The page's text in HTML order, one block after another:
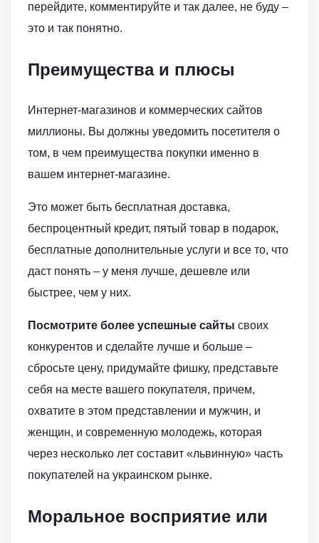
перейдите, комментируйте и так далее, не буду –
это и так понятно.
Преимущества и плюсы
Интернет-магазинов и коммерческих сайтов
миллионы. Вы должны уведомить посетителя о
том, в чем преимущества покупки именно в
вашем интернет-магазине.
Это может быть бесплатная доставка,
беспроцентный кредит, пятый товар в подарок,
бесплатные дополнительные услуги и все то, что
даст понять – у меня лучше, дешевле или
быстрее, чем у них.
Посмотрите более успешные сайты своих
конкурентов и сделайте лучше и больше –
сбросьте цену, придумайте фишку, представьте
себя на месте вашего покупателя, причем,
охватите в этом представлении и мужчин, и
женщин, и современную молодежь, которая
через несколько лет составит «львинную» часть
покупателей на украинском рынке.
Моральное восприятие или